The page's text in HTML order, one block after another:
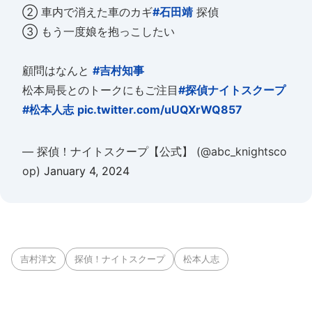
② 車内で消えた車のカギ#石田靖 探偵
③ もう一度娘を抱っこしたい
顧問はなんと #吉村知事
松本局長とのトークにもご注目#探偵ナイトスクープ
#松本人志 pic.twitter.com/uUQXrWQ857
— 探偵！ナイトスクープ【公式】 (@abc_knightsco
op) January 4, 2024
吉村洋文 探偵！ナイトスクープ 松本人志